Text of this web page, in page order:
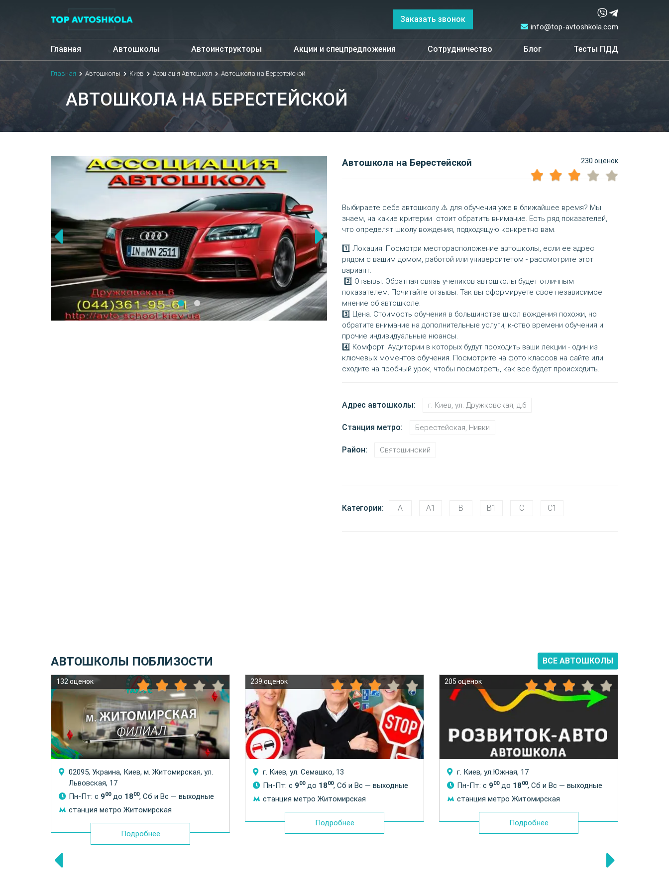
Заказать звонок
info@top-avtoshkola.com
Главная Автошколы Автоинструкторы Акции и спецпредложения Сотрудничество Блог Тесты ПДД
Главная Автошколы Киев Асоціація Автошкол Автошкола на Берестейской
АВТОШКОЛА НА БЕРЕСТЕЙСКОЙ
Автошкола на Берестейской 230 оценок
Выбираете себе автошколу ⚠️ для обучения уже в ближайшее время? Мы
знаем, на какие критерии стоит обратить внимание. Есть ряд показателей,
что определят школу вождения, подходящую конкретно вам.
1️⃣ Локация. Посмотри месторасположение автошколы, если ее адрес
рядом с вашим домом, работой или университетом - рассмотрите этот
вариант.
2️⃣ Отзывы. Обратная связь учеников автошколы будет отличным
показателем. Почитайте отзывы. Так вы сформируете свое независимое
мнение об автошколе.
3️⃣ Цена. Стоимость обучения в большинстве школ вождения похожи, но
обратите внимание на дополнительные услуги, к-ство времени обучения и
прочие индивидуальные нюансы.
4️⃣ Комфорт. Аудитории в которых будут проходить ваши лекции - один из
ключевых моментов обучения. Посмотрите на фото классов на сайте или
сходите на пробный урок, чтобы посмотреть, как все будет происходить.
Адрес автошколы: г. Киев, ул. Дружковская, д.6
Станция метро: Берестейская, Нивки
Район: Святошинский
Категории: A A1 B B1 C C1
АВТОШКОЛЫ ПОБЛИЗОСТИ ВСЕ АВТОШКОЛЫ
132 оценок
02095, Украина, Киев, м. Житомирская, ул.
Львовская, 17
Пн-Пт: с 900до 1800, Сб и Вс — выходные
станция метро Житомирская
Подробнее
239 оценок
г. Киев, ул. Семашко, 13
Пн-Пт: с 900до 1800, Сб и Вс — выходные
станция метро Житомирская
Подробнее
205 оценок
г. Киев, ул.Южная, 17
Пн-Пт: с 900до 1800, Сб и Вс — выходные
станция метро Житомирская
Подробнее